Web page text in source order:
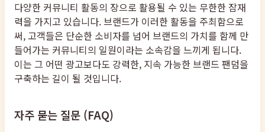
다양한 커뮤니티 활동의 장으로 활용될 수 있는 무한한 잠재
력을 가지고 있습니다. 브랜드가 이러한 활동을 주최함으로
써, 고객들은 단순한 소비자를 넘어 브랜드의 가치를 함께 만
들어가는 커뮤니티의 일원이라는 소속감을 느끼게 됩니다.
이는 그 어떤 광고보다도 강력한, 지속 가능한 브랜드 팬덤을
구축하는 길이 될 것입니다.
자주 묻는 질문 (FAQ)